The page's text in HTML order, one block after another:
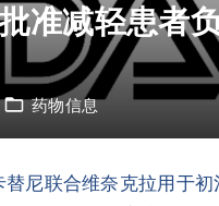
准减轻患者负
药物信息
替尼联合维奈克拉用于初